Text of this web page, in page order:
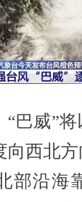
威”将
向西北
部沿海